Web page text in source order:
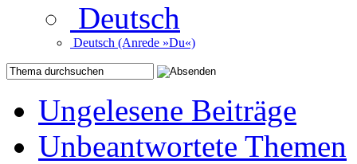
Deutsch
Deutsch (Anrede »Du«)
Ungelesene Beiträge
Unbeantwortete Themen